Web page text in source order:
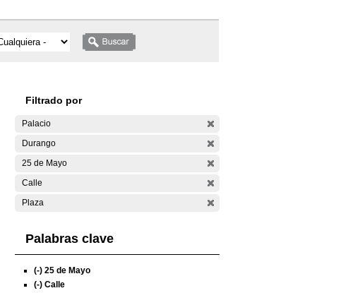
Filtrado por
Palacio
Durango
25 de Mayo
Calle
Plaza
Palabras clave
(-) 25 de Mayo
(-) Calle